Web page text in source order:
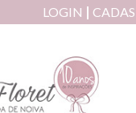
LOGIN